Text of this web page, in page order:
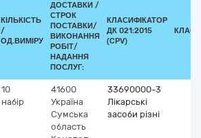
КІЛЬКІСТЬ
/
ОД.ВИМІРУ
ДОСТАВКИ /
СТРОК
ПОСТАВКИ/
ВИКОНАННЯ
РОБІТ/
НАДАННЯ
ПОСЛУГ:
КЛАСИФІКАТОР
ДК 021:2015
(CPV)
10
набір
41600
Україна
Сумська
область
33690000-3
Лікарські
засоби різні